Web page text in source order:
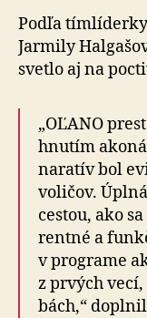
Podľa tímlíderky
Jarmily
svetlo aj na
„OĽANO
hnutím
naratív bol
voličov.
cestou, ako
rentné a
v programe
z prvých
bách,“